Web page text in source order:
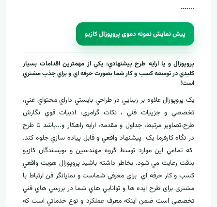
...
....
پیش نمایش نمونه دموی پروپوزال کازیو
پروپوزال و يا ارايه طرح پيشنهادي: يکي از مهمترين اقدامات بسيار
کليدي در توسعه کسب و کار شما بصورت حرفه اي و براي جذب مشتري
است!
يک پروپوزال علاوه بر زيبايي در طراحي بايستي داراي محتواي غني،
تخصصي و جزييات فني ، نکات گرامري، ادبيات قوي نگارش
طرح،تصاوير مرتبط، جداول و مقدمه، ارایه راهکار و...باشد تا طرح
در نگاه کارفرما يک پيشنهاد واقعي و قابل پياده سازي جلوه کند.
که تمامي اين موارد توسط گروه مهندسين و نويسندگان کازيو
بدقت رعايت مي شود. بخاطر داشته باشيد پروپوزال هويت واقعي
کسب و کار حرفه اي براي معرفيشماست و نمایانگر فن ارتباط با
مشتری برای طرح ايده ها و توانايي هاي شما در بررسي هاي فني
تخصصی است ضمن اینکه معرف عملکرد و نوع خدماتي است که